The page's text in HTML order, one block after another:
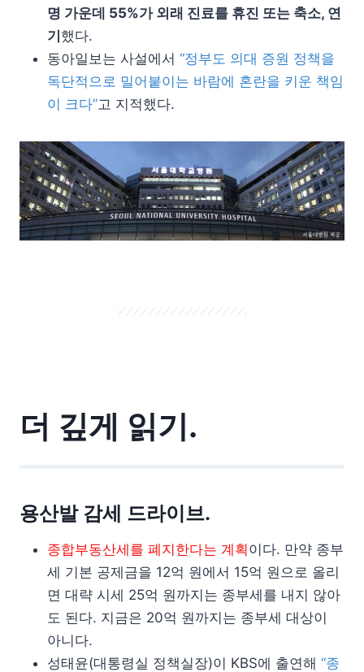
명 가운데 55%가 외래 진료를 휴진 또는 축소, 연
기 했다.
동아일보는 사설에서 “정부도 의대 증원 정책을
독단적으로 밀어붙이는 바람에 혼란을 키운 책임
이 크다”고 지적했다.
더 깊게 읽기.
용산발 감세 드라이브.
종합부동산세를 폐지한다는 계획이다. 만약 종부
세 기본 공제금을 12억 원에서 15억 원으로 올리
면 대략 시세 25억 원까지는 종부세를 내지 않아
도 된다. 지금은 20억 원까지는 종부세 대상이
아니다.
성태윤(대통령실 정책실장)이 KBS에 출연해 “종